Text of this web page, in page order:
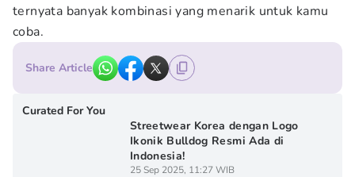
ternyata banyak kombinasi yang menarik untuk kamu
coba.
Share Article
Curated For You
Streetwear Korea dengan Logo
Ikonik Bulldog Resmi Ada di
Indonesia!
25 Sep 2025, 11:27 WIB